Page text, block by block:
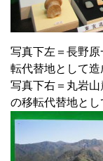
写真下左＝長野
転代替地として造
写真下右＝丸岩
の移転代替地とし